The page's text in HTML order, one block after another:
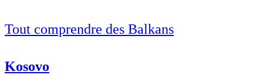
Tout comprendre des Balkans
Kosovo